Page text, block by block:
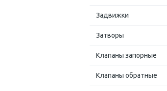
Задвижки
Затворы
Клапаны запорные
Клапаны обратные